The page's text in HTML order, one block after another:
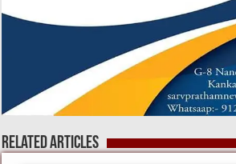
Related Articles